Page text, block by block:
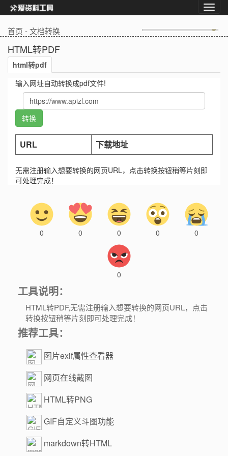
首页 -文档转换
HTML转PDF
html转pdf
输入网址自动转换成pdf文件!
URL 下载地址
无需注册输入想要转换的网页URL，点击转换按钮稍等片刻即
可处理完成！
0 0 0 0 0
0
工具说明：
HTML转PDF,无需注册输入想要转换的网页URL，点击
转换按钮稍等片刻即可处理完成！
推荐工具：
图片exif属性查看器
网页在线截图
HTML转PNG
GIF自定义斗图功能
markdown转HTML